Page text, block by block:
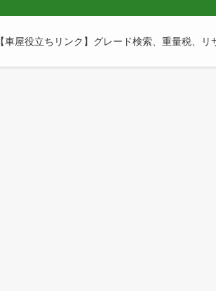
【車屋役立ちリンク】グレード検索、重量税、